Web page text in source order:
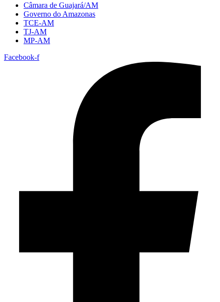
Câmara de Guajará/AM
Governo do Amazonas
TCE-AM
TJ-AM
MP-AM
Facebook-f